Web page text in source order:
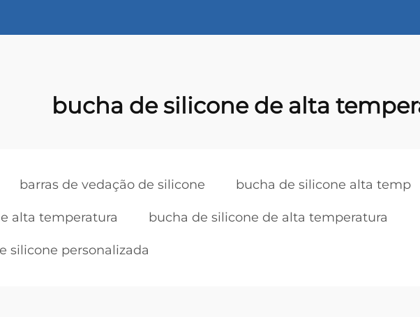
bucha de silicone de alta
barras de vedação de silicone bucha de silicone alta temp
alta temperatura bucha de silicone de alta temperatura
silicone personalizada